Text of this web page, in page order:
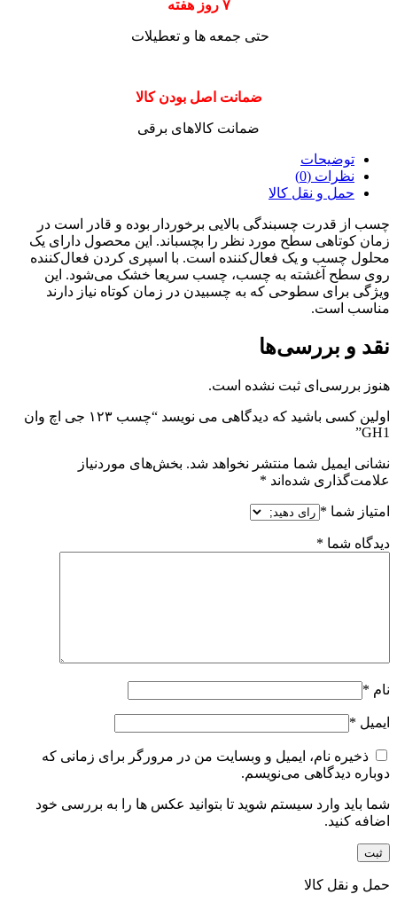
۷ روز هفته
حتی جمعه ها و تعطیلات
ضمانت اصل بودن کالا
ضمانت کالاهای برقی
توضیحات
نظرات (0)
حمل و نقل کالا
چسب از قدرت چسبندگی بالایی برخوردار بوده و قادر است در
زمان کوتاهی سطح مورد نظر را بچسباند. این محصول دارای یک
محلول چسب و یک فعال‌کننده است. با اسپری کردن فعال‌کننده
روی سطح آغشته به چسب، چسب سریعا خشک می‌شود. این
ویژگی برای سطوحی که به چسبیدن در زمان کوتاه نیاز دارند
مناسب است.
نقد و بررسی‌ها
هنوز بررسی‌ای ثبت نشده است.
اولین کسی باشید که دیدگاهی می نویسد “چسب ۱۲۳ جی اچ وان
GH1”
نشانی ایمیل شما منتشر نخواهد شد. بخش‌های موردنیاز
علامت‌گذاری شده‌اند *
امتیاز شما *
دیدگاه شما *
نام *
ایمیل *
ذخیره نام، ایمیل و وبسایت من در مرورگر برای زمانی که
دوباره دیدگاهی می‌نویسم.
شما باید وارد سیستم شوید تا بتوانید عکس ها را به بررسی خود
اضافه کنید.
حمل و نقل کالا